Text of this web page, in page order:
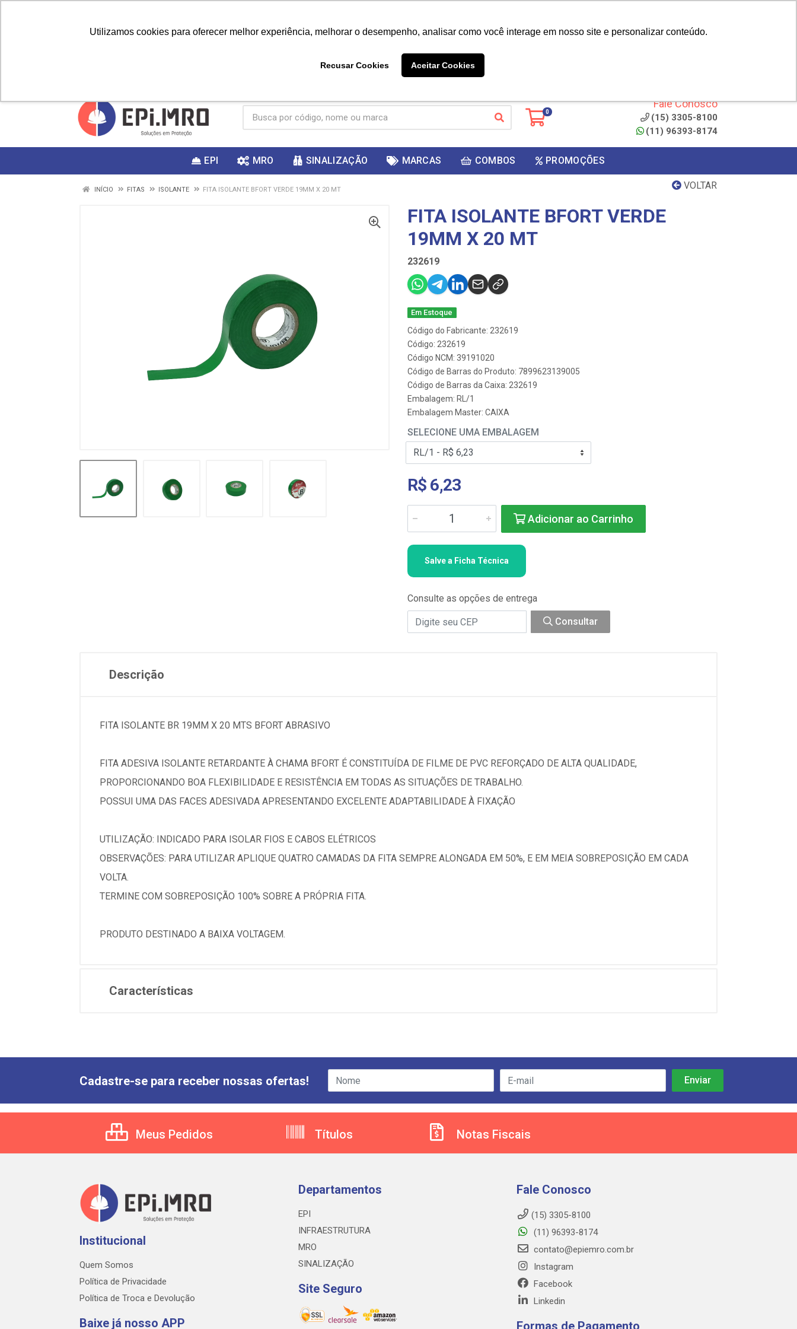
Utilizamos cookies para oferecer melhor experiência, melhorar o desempenho, analisar como você interage em nosso site e personalizar conteúdo.
Recusar Cookies Aceitar Cookies
ganhar
0
Fale Conosco
(15) 3305-8100
(11) 96393-8174
EPI MRO SINALIZAÇÃO MARCAS COMBOS PROMOÇÕES
VOLTAR
INÍCIO FITAS ISOLANTE FITA ISOLANTE BFORT VERDE 19MM X 20 MT
FITA ISOLANTE BFORT VERDE
19MM X 20 MT
232619
Em Estoque
Código do Fabricante: 232619
Código: 232619
Código NCM: 39191020
Código de Barras do Produto: 7899623139005
Código de Barras da Caixa: 232619
Embalagem: RL/1
Embalagem Master: CAIXA
SELECIONE UMA EMBALAGEM
R$ 6,23
Adicionar ao Carrinho
Salve a Ficha Técnica
Consulte as opções de entrega
Consultar
Descrição
FITA ISOLANTE BR 19MM X 20 MTS BFORT ABRASIVO
FITA ADESIVA ISOLANTE RETARDANTE À CHAMA BFORT É CONSTITUÍDA DE FILME DE PVC REFORÇADO DE ALTA QUALIDADE,
PROPORCIONANDO BOA FLEXIBILIDADE E RESISTÊNCIA EM TODAS AS SITUAÇÕES DE TRABALHO.
POSSUI UMA DAS FACES ADESIVADA APRESENTANDO EXCELENTE ADAPTABILIDADE À FIXAÇÃO
UTILIZAÇÃO: INDICADO PARA ISOLAR FIOS E CABOS ELÉTRICOS
OBSERVAÇÕES: PARA UTILIZAR APLIQUE QUATRO CAMADAS DA FITA SEMPRE ALONGADA EM 50%, E EM MEIA SOBREPOSIÇÃO EM CADA
VOLTA.
TERMINE COM SOBREPOSIÇÃO 100% SOBRE A PRÓPRIA FITA.
PRODUTO DESTINADO A BAIXA VOLTAGEM.
Características
Cadastre-se para receber nossas ofertas!
Meus Pedidos Títulos Notas Fiscais
Institucional
Quem Somos
Política de Privacidade
Política de Troca e Devolução
Baixe já nosso APP
Departamentos
EPI
INFRAESTRUTURA
MRO
SINALIZAÇÃO
Site Seguro
Fale Conosco
(15) 3305-8100
(11) 96393-8174
contato@epiemro.com.br
Instagram
Facebook
Linkedin